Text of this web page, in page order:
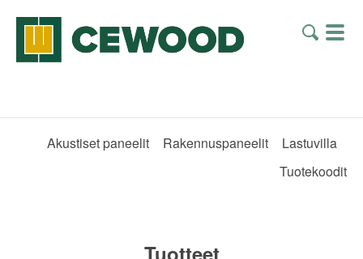
Akustiset paneelit Rakennuspaneelit
Lastuvilla
Tuotekoodit
Tuotteet